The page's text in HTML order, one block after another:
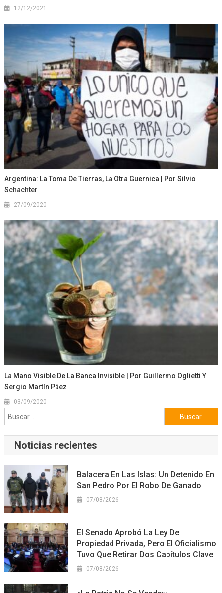
12/12/2021
Argentina: La Toma De Tierras, La Otra Guernica | Por Silvio
Schachter
27/09/2020
La Mano Visible De La Banca Invisible | Por Guillermo Oglietti Y
Sergio Martín Páez
03/09/2020
Buscar:
Noticias recientes
Balacera En Las Islas: Un Detenido En
San Pedro Por El Robo De Ganado
07/08/2026
El Senado Aprobó La Ley De
Propiedad Privada, Pero El Oficialismo
Tuvo Que Retirar Dos Capítulos Clave
07/08/2026